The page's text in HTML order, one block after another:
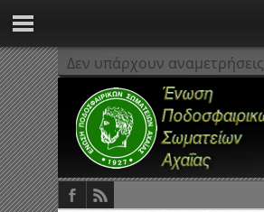
Δεν υπάρχουν αναμετρήσεις